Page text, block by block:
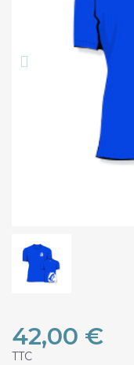
42,00 €
TTC